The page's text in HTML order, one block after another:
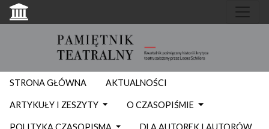
STRONA GŁÓWNA AKTUALNOŚCI
ARTYKUŁY I ZESZYTY O CZASOPIŚMIE
POLITYKA CZASOPISMA DLA AUTOREK I AUTORÓW